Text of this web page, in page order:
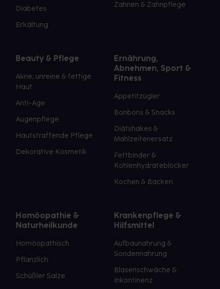
Diabetes
Erkältung
Zahnen & Zahnpflege
Beauty & Pflege
Akne, unreine & fettige
Haut
Anti-Age
Augenpflege
Hautstraffende Pflege
Dekorative Kosmetik
Ernährung,
Abnehmen, Sport &
Fitness
Appetitzügler
Bonbons & Snacks
Diätshakes &
Mahlzeitenersatz
Fettbinder &
Kohlenhydrateblocker
Kochen & Backen
Homöopathie &
Naturheilkunde
Homöopathisch
Pflanzlich
Schüßler Salze
Krankenpflege &
Hilfsmittel
Aufbaunahrung &
Sondennahrung
Blasenschwäche &
Inkontinenz